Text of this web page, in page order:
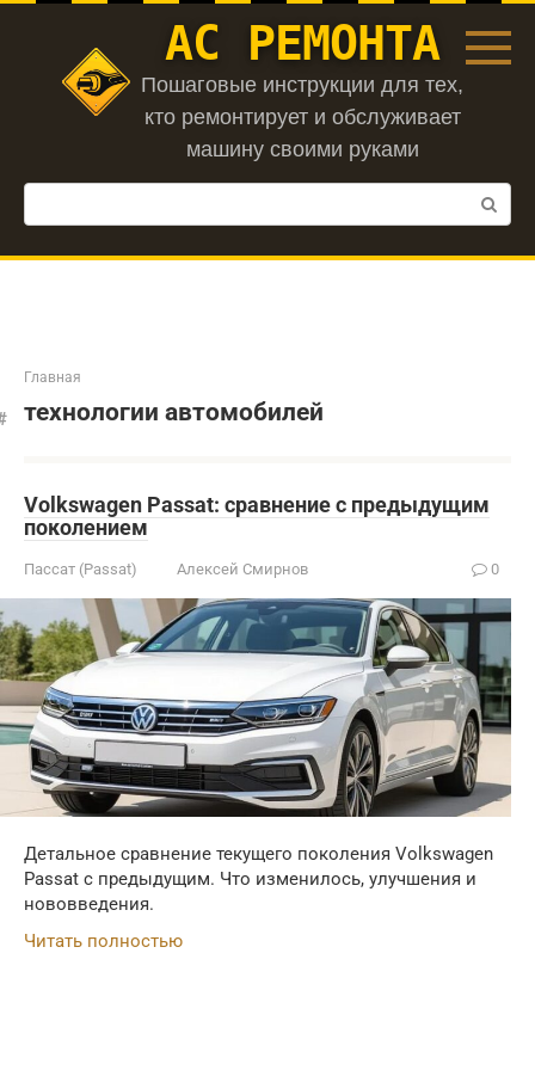
Перейти
АС РЕМОНТА
Пошаговые инструкции для тех,
кто ремонтирует и обслуживает
машину своими руками
Поиск:
Главная
технологии автомобилей
Volkswagen Passat: сравнение с предыдущим
поколением
Пассат (Passat) Алексей Смирнов 0
Детальное сравнение текущего поколения Volkswagen
Passat с предыдущим. Что изменилось, улучшения и
нововведения.
Читать полностью